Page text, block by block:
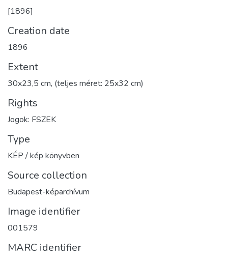
[1896]
Creation date
1896
Extent
30x23,5 cm, (teljes méret: 25x32 cm)
Rights
Jogok: FSZEK
Type
KÉP / kép könyvben
Source collection
Budapest-képarchívum
Image identifier
001579
MARC identifier